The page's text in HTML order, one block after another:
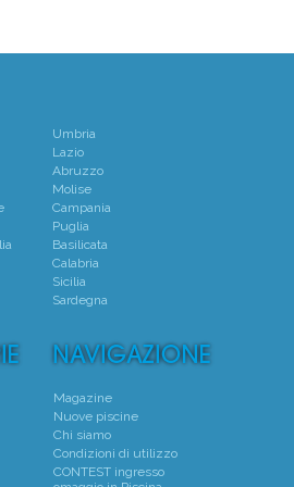
Umbria
Lazio
Abruzzo
Molise
Campania
Puglia
Basilicata
Calabria
Sicilia
Sardegna
Magazine
Nuove piscine
Chi siamo
Condizioni di utilizzo
CONTEST ingresso